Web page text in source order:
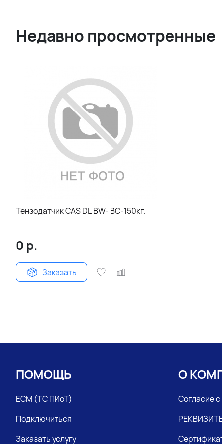
Недавно просмотренные
Тензодатчик CAS DL BW- BC-150кг.
0 р.
Заказать
ПОМОЩЬ
ЕСМ (ТС ПИоТ)
Подключиться
Заказать услугу
О
Согласие